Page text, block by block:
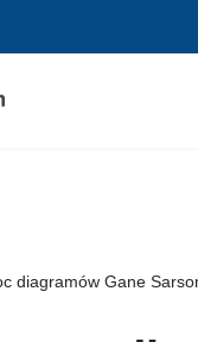
diagramów Gane